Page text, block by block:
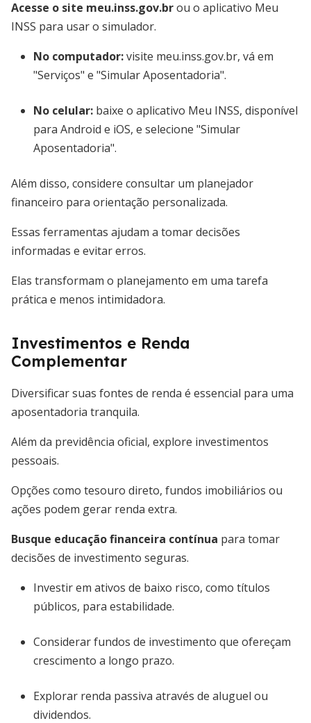
Acesse o site meu.inss.gov.brou o aplicativo Meu
INSS para usar o simulador.
No computador:visite meu.inss.gov.br, vá em
"Serviços" e "Simular Aposentadoria".
No celular: baixe o aplicativo Meu INSS, disponível
para Android e iOS, e selecione "Simular
Aposentadoria".
Além disso, considere consultar um planejador
financeiro para orientação personalizada.
Essas ferramentas ajudam a tomar decisões
informadas e evitar erros.
Elas transformam o planejamento em uma tarefa
prática e menos intimidadora.
Investimentos e Renda
Complementar
Diversificar suas fontes de renda é essencial para uma
aposentadoria tranquila.
Além da previdência oficial, explore investimentos
pessoais.
Opções como tesouro direto, fundos imobiliários ou
ações podem gerar renda extra.
Busque educação financeira contínua para tomar
decisões de investimento seguras.
Investir em ativos de baixo risco, como títulos
públicos, para estabilidade.
Considerar fundos de investimento que ofereçam
crescimento a longo prazo.
Explorar renda passiva através de aluguel ou
dividendos.